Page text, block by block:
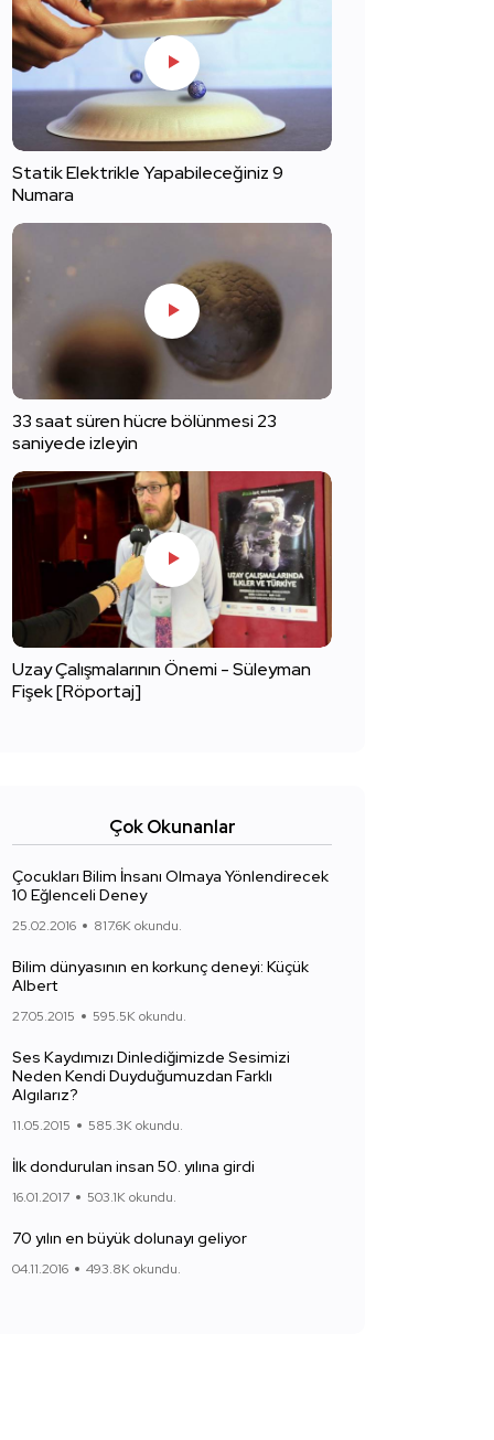
Statik Elektrikle Yapabileceğiniz 9
Numara
33 saat süren hücre bölünmesi 23
saniyede izleyin
Uzay Çalışmalarının Önemi - Süleyman
Fişek [Röportaj]
Çok Okunanlar
Çocukları Bilim İnsanı Olmaya Yönlendirecek
10 Eğlenceli Deney
25.02.2016 817.6K okundu.
Bilim dünyasının en korkunç deneyi: Küçük
Albert
27.05.2015 595.5K okundu.
Ses Kaydımızı Dinlediğimizde Sesimizi
Neden Kendi Duyduğumuzdan Farklı
Algılarız?
11.05.2015 585.3K okundu.
İlk dondurulan insan 50. yılına girdi
16.01.2017 503.1K okundu.
70 yılın en büyük dolunayı geliyor
04.11.2016 493.8K okundu.